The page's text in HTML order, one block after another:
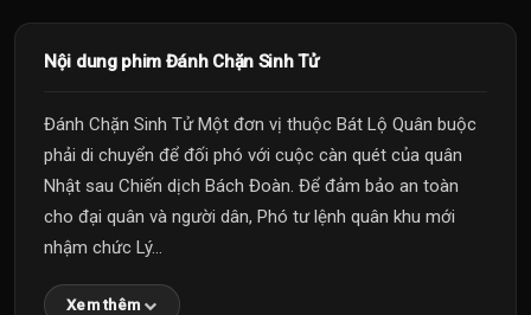
Nội dung phim Đánh Chặn Sinh Tử
Đánh Chặn Sinh Tử Một đơn vị thuộc Bát Lộ Quân buộc
phải di chuyển để đối phó với cuộc càn quét của quân
Nhật sau Chiến dịch Bách Đoàn. Để đảm bảo an toàn
cho đại quân và người dân, Phó tư lệnh quân khu mới
nhậm chức Lý...
Xem thêm